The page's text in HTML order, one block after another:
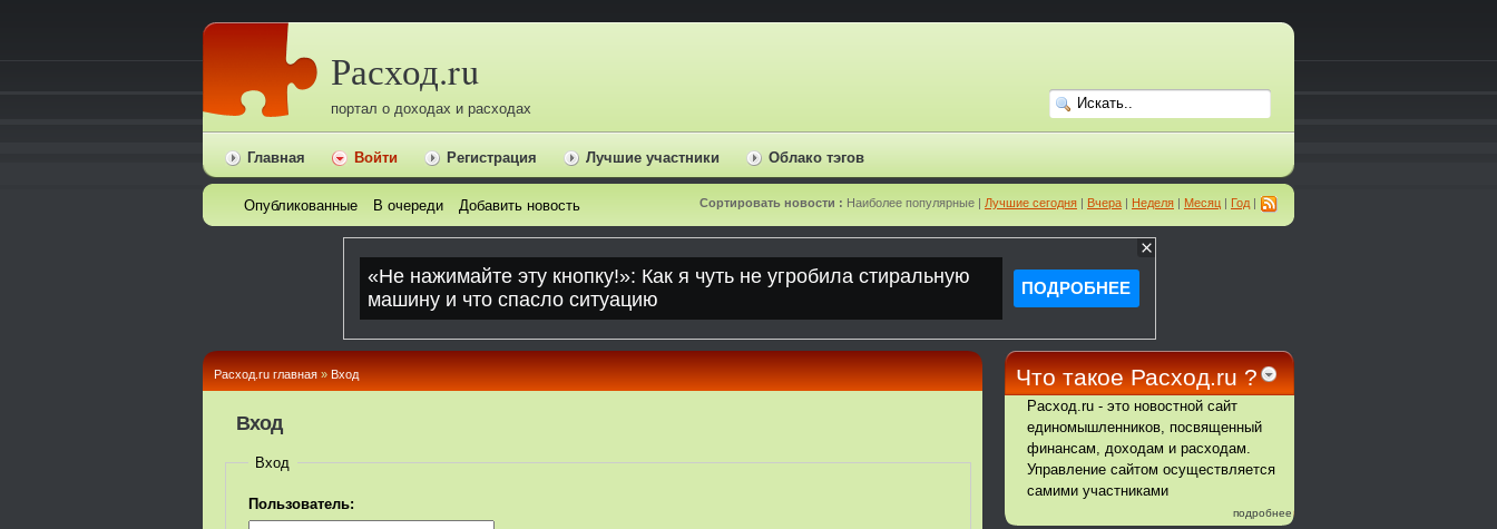
Расход.ru
портал о доходах и расходах
Главная Войти Регистрация Лучшие участники Облако тэгов
Сортировать новости : Наиболее популярные | Лучшие сегодня | Вчера | Неделя | Месяц | Год |
Опубликованные В очереди Добавить новость
Расход.ru главная » Вход
Вход
Вход
Пользователь:
Что такое Расход.ru ?
Расход.ru - это новостной сайт
единомышленников, посвященный
финансам, доходам и расходам.
Управление сайтом осуществляется
самими участниками
подробнее